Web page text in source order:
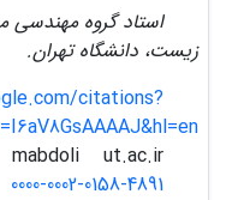
استاد گروه
زیست، دانشگاه تهران.
citations?
ut.ac.ir
0000-0002-0158-4891